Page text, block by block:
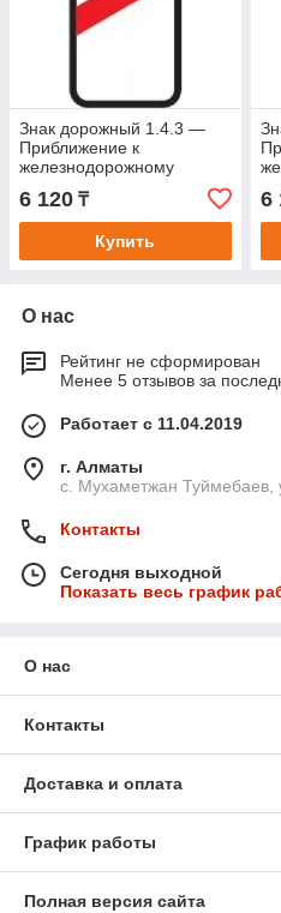
Знак дорожный 1.4.3 —
Приближение к
железнодорожному
переезду
6 120 ₸
Купить
6
О нас
Рейтинг не сформирован
Менее 5 отзывов за
Работает с 11.04.2019
г. Алматы
с. Мухаметжан Туймебаев,
Контакты
Сегодня выходной
Показать весь график
О нас
Контакты
Доставка и оплата
График работы
Полная версия сайта